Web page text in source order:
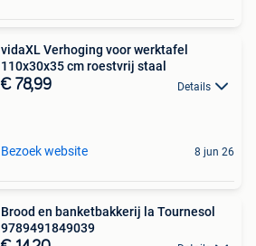
vidaXL Verhoging voor werktafel
110x30x35 cm roestvrij staal
€ 78,99 Details
Bezoek website 8 jun 26
Brood en banketbakkerij la Tournesol
9789491849039